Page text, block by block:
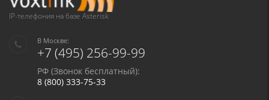
IP-телефония на базе Asterisk
В Москве:
+7 (495) 256-99-99
РФ (Звонок бесплатный):
8 (800) 333-75-33